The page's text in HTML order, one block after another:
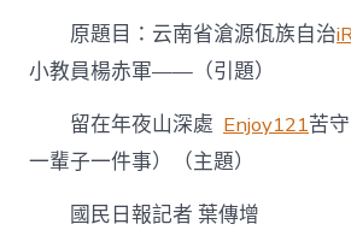
原題目：云南省滄源佤族自治
小教員楊赤軍——（引題）
留在年夜山深處 Enjoy121苦
一輩子一件事）（主題）
國民日報記者 葉傳增